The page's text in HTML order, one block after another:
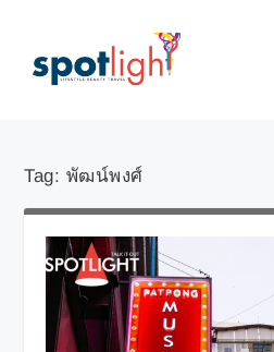
Tag: พัฒน์พงศ์